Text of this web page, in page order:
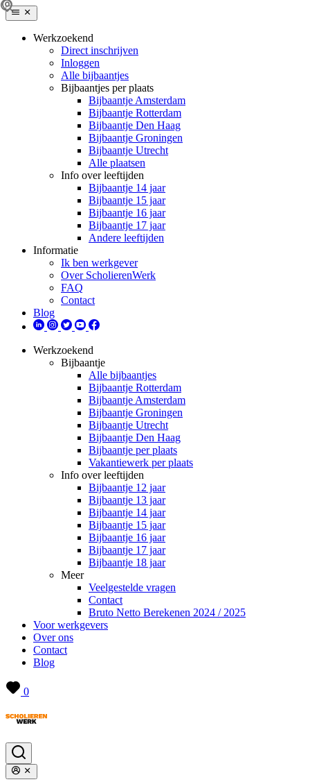
Werkzoekend
Direct inschrijven
Inloggen
Alle bijbaantjes
Bijbaantjes per plaats
Bijbaantje Amsterdam
Bijbaantje Rotterdam
Bijbaantje Den Haag
Bijbaantje Groningen
Bijbaantje Utrecht
Alle plaatsen
Info over leeftijden
Bijbaantje 14 jaar
Bijbaantje 15 jaar
Bijbaantje 16 jaar
Bijbaantje 17 jaar
Andere leeftijden
Informatie
Ik ben werkgever
Over ScholierenWerk
FAQ
Contact
Blog
Werkzoekend
Bijbaantje
Alle bijbaantjes
Bijbaantje Rotterdam
Bijbaantje Amsterdam
Bijbaantje Groningen
Bijbaantje Utrecht
Bijbaantje Den Haag
Bijbaantje per plaats
Vakantiewerk per plaats
Info over leeftijden
Bijbaantje 12 jaar
Bijbaantje 13 jaar
Bijbaantje 14 jaar
Bijbaantje 15 jaar
Bijbaantje 16 jaar
Bijbaantje 17 jaar
Bijbaantje 18 jaar
Meer
Veelgestelde vragen
Contact
Bruto Netto Berekenen 2024 / 2025
Voor werkgevers
Over ons
Contact
Blog
0